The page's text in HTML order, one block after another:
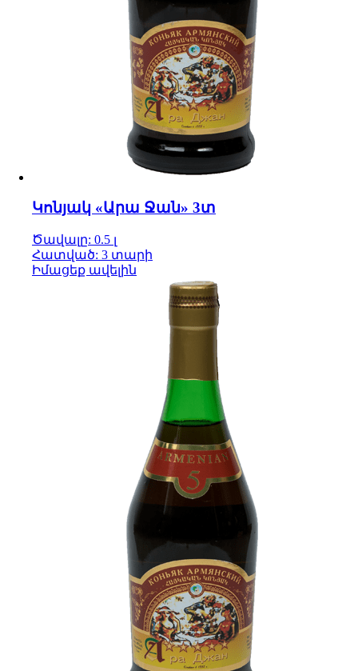
Կոնյակ «Արա Ջան» 3տ
Ծավալը: 0.5 լ
Հատված: 3 տարի
Իմացեք ավելին